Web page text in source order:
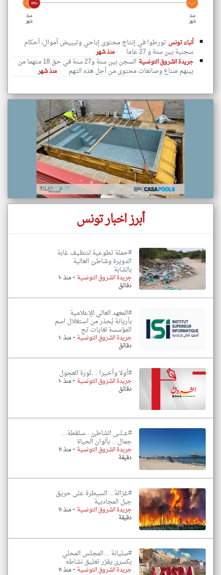
منذ
شهر
منذ
شهر
أنباء تونس تورطوا في إنتاج محتوى إباحي وتبييض أموال، أحكام
سجنية بين سنة و 27 عاما
منذ شهر
جريدة الشروق التونسية
السجن بين سنة و27 سنة في حق 18 متهما من
بينهم صناع وصانعات محتوى من أجل هذه التهم منذ شهر
أبرز اخبار تونس
#حملة تطوعية لتنظيف غابة
الدويرة وشاطئ العالية
بالشابة
جريدة الشروق التونسية - منذ ١٠
دقائق
#المعهد العالي للإعلامية
بأريانة يُحذر من استغلال اسم
المؤسسة لغايات تج
جريدة الشروق التونسية - منذ ١٠
دقائق
#أولا وأخيرا ...ثورة العجول
جريدة الشروق التونسية - منذ ١٠
دقائق
#عــلــى الشاطئ ..سلقطة...
جمال... بألوان الحياة
جريدة الشروق التونسية - منذ ١١
دقيقة
#غزالة .. السيطرة على حريق
جبل المجادبية
جريدة الشروق التونسية - منذ ١١
دقيقة
#سليانة ...المجلس المحلي
بكسرى يقرّر تعليق نشاطه
جريدة الشروق التونسية - منذ ١١